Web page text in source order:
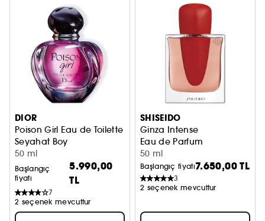
DIOR
Poison Girl Eau de Toilette
Seyahat Boy
50 ml
Başlangıç
fiyatı
5.990,00
TL
7
2 seçenek mevcuttur
SHISEIDO
Ginza Intense
Eau de Parfum
50 ml
Başlangıç fiyatı7.650,00 TL
3
2 seçenek mevcuttur